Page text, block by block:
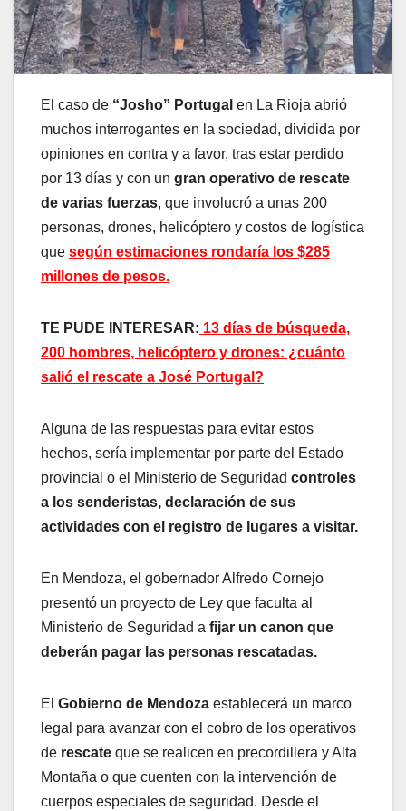
El caso de “Josho” Portugal en La Rioja abrió
muchos interrogantes en la sociedad, dividida por
opiniones en contra y a favor, tras estar perdido
por 13 días y con un gran operativo de rescate
de varias fuerzas, que involucró a unas 200
personas, drones, helicóptero y costos de logística
que según estimaciones rondaría los $285
millones de pesos.
TE PUDE INTERESAR: 13 días de búsqueda,
200 hombres, helicóptero y drones: ¿cuánto
salió el rescate a José Portugal?
Alguna de las respuestas para evitar estos
hechos, sería implementar por parte del Estado
provincial o el Ministerio de Seguridad controles
a los senderistas, declaración de sus
actividades con el registro de lugares a visitar.
En Mendoza, el gobernador Alfredo Cornejo
presentó un proyecto de Ley que faculta al
Ministerio de Seguridad a fijar un canon que
deberán pagar las personas rescatadas.
El Gobierno de Mendoza establecerá un marco
legal para avanzar con el cobro de los operativos
de rescate que se realicen en precordillera y Alta
Montaña o que cuenten con la intervención de
cuerpos especiales de seguridad. Desde el